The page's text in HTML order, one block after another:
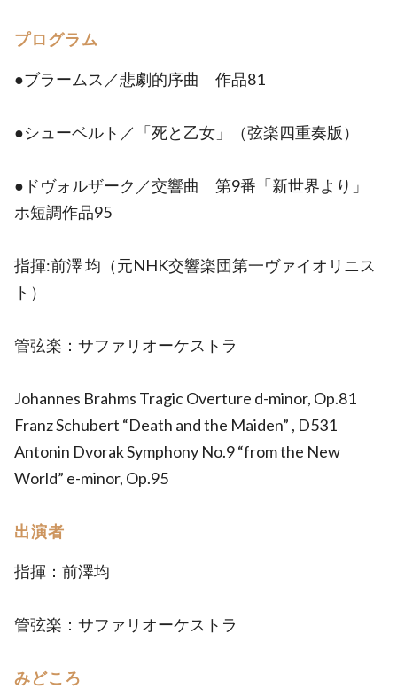
プログラム
●ブラームス／悲劇的序曲 作品81
●シューベルト／「死と乙女」（弦楽四重奏版）
●ドヴォルザーク／交響曲 第9番「新世界より」
ホ短調作品95
指揮:前澤 均（元NHK交響楽団第一ヴァイオリニス
ト）
管弦楽：サファリオーケストラ
Johannes Brahms Tragic Overture d-minor, Op.81
Franz Schubert “Death and the Maiden” , D531
Antonin Dvorak Symphony No.9 “from the New
World” e-minor, Op.95
出演者
指揮：前澤均
管弦楽：サファリオーケストラ
みどころ